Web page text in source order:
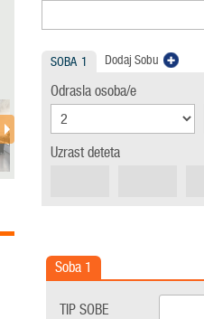
SOBA 1 Dodaj Sobu
Odrasla osoba/e
Uzrast deteta
Soba 1
TIP SOBE